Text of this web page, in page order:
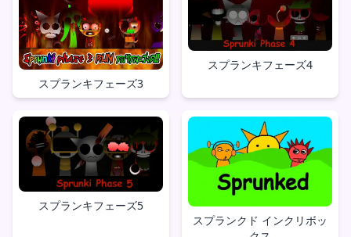
スプランキフェーズ3
スプランキフェーズ4
スプランキフェーズ5
スプランクド インクリボッ